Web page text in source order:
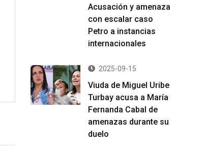
Acusación y amenaza
con escalar caso
Petro a instancias
internacionales
2025-09-15
Viuda de Miguel Uribe
Turbay acusa a María
Fernanda Cabal de
amenazas durante su
duelo